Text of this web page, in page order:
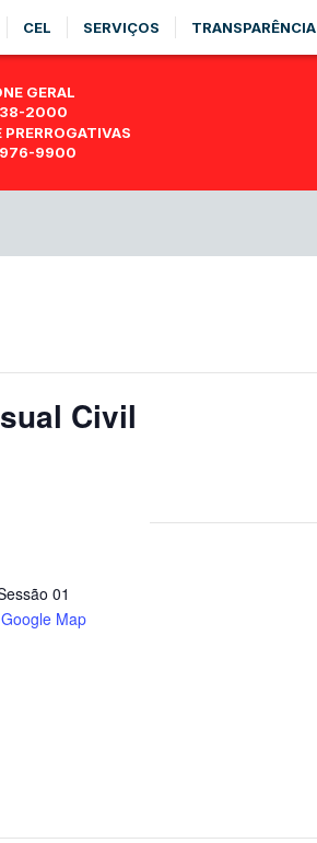
CEL SERVIÇOS TRANSPARÊNCIA
GERAL
2000
PRERROGATIVAS
9900
Civil
01
Map